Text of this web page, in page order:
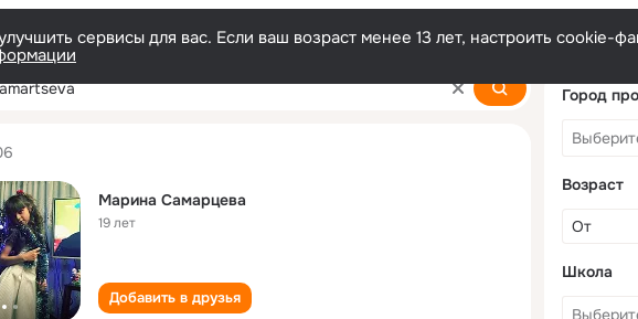
сервисы для вас. Если ваш возраст менее 13 лет, настроить cookie-
samartseva
Марина Самарцева
19 лет
Добавить в друзья
Город
Возраст
Школа